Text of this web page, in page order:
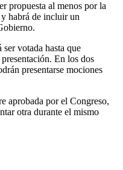
propuesta al menos por la
habrá de incluir un
votada hasta que
En los dos
presentarse mociones
aprobada por el Congreso,
otra durante el mismo